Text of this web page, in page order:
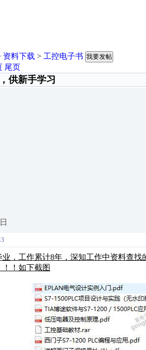
资料下载 > 工控电子书 我要发帖
尾页
供新手学习
，工作累计8年，深知工作中资料查
！如下截图